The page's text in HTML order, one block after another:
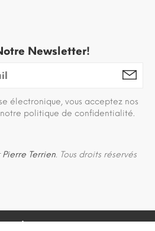
Newsletter!
électronique, vous acceptez nos
politique de confidentialité.
Pierre Terrien. Tous droits réservés